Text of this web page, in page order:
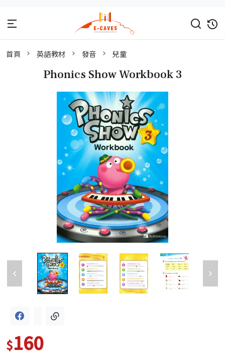
首頁 英語教材 發音 兒童
Phonics Show Workbook 3
$160